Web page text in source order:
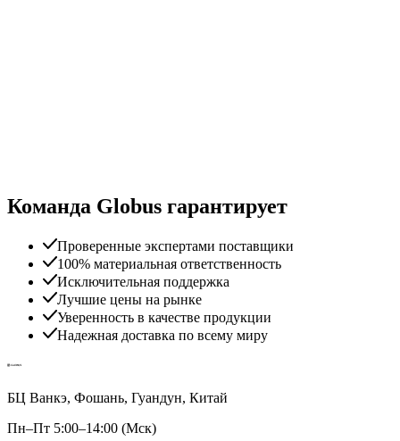
Команда Globus гарантирует
Проверенные экспертами поставщики
100% материальная ответственность
Исключительная поддержка
Лучшие цены на рынке
Уверенность в качестве продукции
Надежная доставка по всему миру
БЦ Ванкэ, Фошань, Гуандун, Китай
Пн–Пт 5:00–14:00 (Мск)